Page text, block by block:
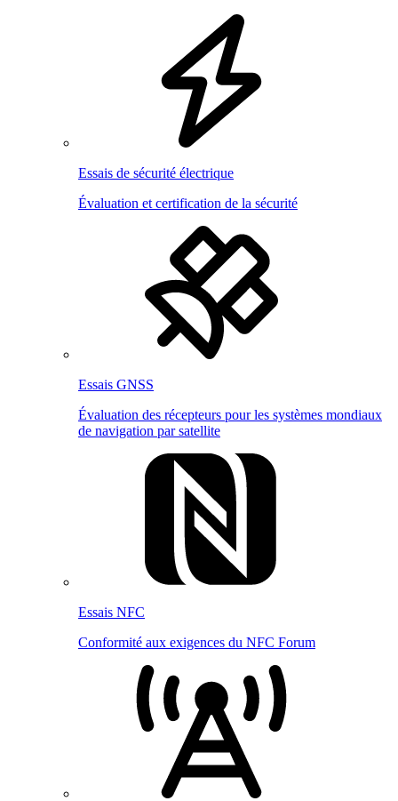
Essais de sécurité électrique
Évaluation et certification de la sécurité
Essais GNSS
Évaluation des récepteurs pour les systèmes mondiaux
de navigation par satellite
Essais NFC
Conformité aux exigences du NFC Forum